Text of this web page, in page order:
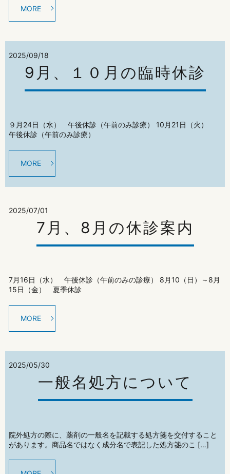
MORE
2025/09/18
9月、１０月の臨時休診
９月24日（水） 午後休診（午前のみ診療） 10月21日（火）
午後休診（午前のみ診療）
MORE
2025/07/01
7月、8月の休診案内
7月16日（水） 午後休診（午前のみの診療） 8月10（日）～8月
15日（金） 夏季休診
MORE
2025/05/30
一般名処方について
院外処方の際に、薬剤の一般名を記載する処方箋を交付すること
があります。商品名ではなく成分名で表記した処方箋のこ […]